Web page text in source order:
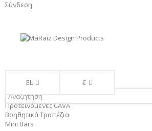
EL €
Σύνδεση
The CAVA Project
Προφίλ
Προτεινόμενες CAVA
Βοηθητικά Τραπέζια
Mini Bars